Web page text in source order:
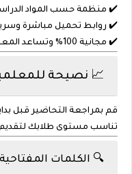
✔️ منظمة حسبالمواد
✔️ روابط تحميل مباشرة
✔️ مجانية 100% وتساعد المعلمين في توفير الوقت والجهد.
📈 نصيحة
قم بمراجعة التحاضير قبل
تناسب مستوى طلابك لتقديم
🔍 الكلمات المفتاحية